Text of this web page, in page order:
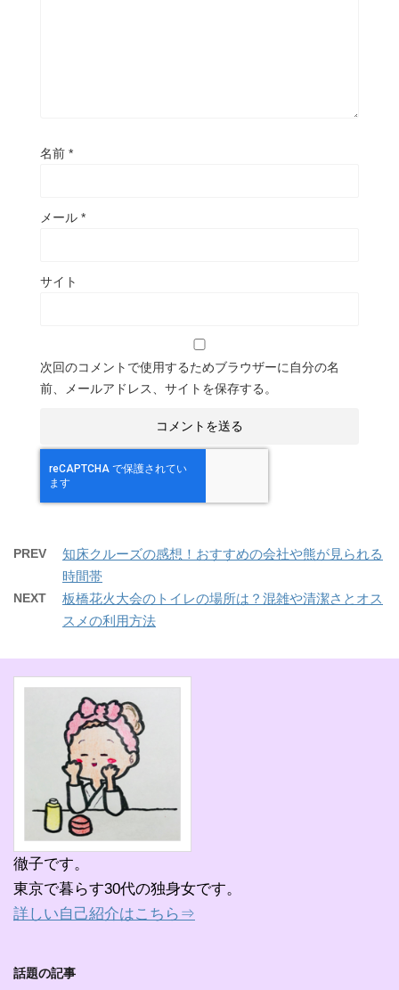
名前 *
メール *
サイト
次回のコメントで使用するためブラウザーに自分の名
前、メールアドレス、サイトを保存する。
PREV
知床クルーズの感想！おすすめの会社や熊が見られる
時間帯
NEXT
板橋花火大会のトイレの場所は？混雑や清潔さとオス
スメの利用方法
徹子です。
東京で暮らす30代の独身女です。
詳しい自己紹介はこちら⇒
話題の記事